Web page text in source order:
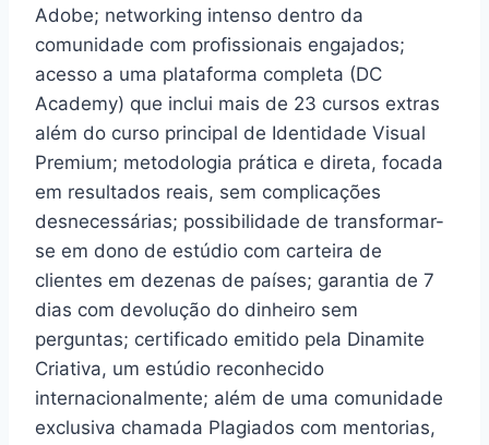
Adobe; networking intenso dentro da
comunidade com profissionais engajados;
acesso a uma plataforma completa (DC
Academy) que inclui mais de 23 cursos extras
além do curso principal de Identidade Visual
Premium; metodologia prática e direta, focada
em resultados reais, sem complicações
desnecessárias; possibilidade de transformar-
se em dono de estúdio com carteira de
clientes em dezenas de países; garantia de 7
dias com devolução do dinheiro sem
perguntas; certificado emitido pela Dinamite
Criativa, um estúdio reconhecido
internacionalmente; além de uma comunidade
exclusiva chamada Plagiados com mentorias,